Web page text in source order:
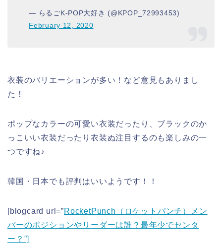
— らるごK-POP大好き (@KPOP_72993453)
February 12, 2020
衣装のバリエーションが多い！など意見もありまし
た！
ポップなカラーの可愛い衣装だったり、ブラックのか
っこいい衣装だったり衣装ぬ注目するのも楽しみの一
つですね♪
韓国・日本でも評判はいいようです！！
[blogcard url=”RocketPunch（ロケットパンチ）メン
バーのポジションやリーダーは誰？最年少でセンタ
ー？”]